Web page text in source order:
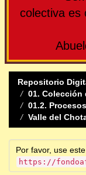
colectiva es
Repositorio
01. Colección
01.2.
Valle del
Por favor, use
https://